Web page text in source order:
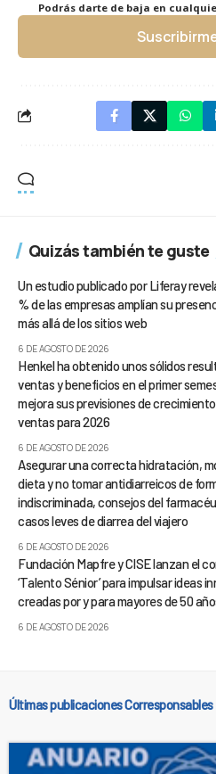
Podrás darte de baja en
Quizás también te guste
Un estudio publicado por Liferay
% de las empresas amplían su
más allá de los sitios web
6 DE AGOSTO DE 2026
Henkel ha obtenido unos sólidos
ventas y beneficios en el primer
mejora sus previsiones de
ventas para 2026
6 DE AGOSTO DE 2026
Asegurar una correcta hidratación,
dieta y no tomar antidiarreicos de
indiscriminada, consejos del
casos leves de diarrea del viajero
6 DE AGOSTO DE 2026
Fundación Mapfre y CISE lanzan el
‘Talento Sénior’ para impulsar ideas
creadas por y para mayores de 50
6 DE AGOSTO DE 2026
Últimas publicaciones Corresponsables